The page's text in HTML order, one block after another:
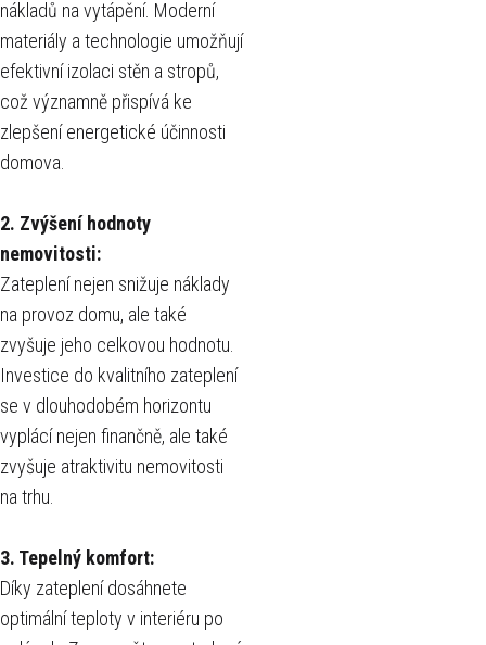
nákladů na vytápění. Moderní
materiály a technologie umožňují
efektivní izolaci stěn a stropů,
což významně přispívá ke
zlepšení energetické účinnosti
domova.
2. Zvýšení hodnoty
nemovitosti:
Zateplení nejen snižuje náklady
na provoz domu, ale také
zvyšuje jeho celkovou hodnotu.
Investice do kvalitního zateplení
se v dlouhodobém horizontu
vyplácí nejen finančně, ale také
zvyšuje atraktivitu nemovitosti
na trhu.
3. Tepelný komfort:
Díky zateplení dosáhnete
optimální teploty v interiéru po